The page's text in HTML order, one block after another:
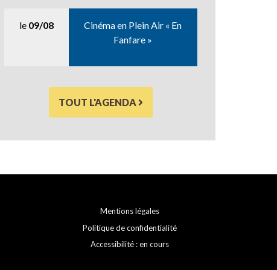
le 09/08
Cinéma en Plein Air « En
Fanfare »
TOUT L'AGENDA
Mentions légales
Politique de confidentialité
Accessibilité : en cours